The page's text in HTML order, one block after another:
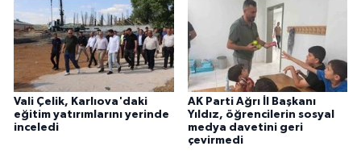
Vali Çelik, Karlıova'daki
eğitim yatırımlarını yerinde
inceledi
AK Parti Ağrı İl Başkanı
Yıldız, öğrencilerin sosyal
medya davetini geri
çevirmedi